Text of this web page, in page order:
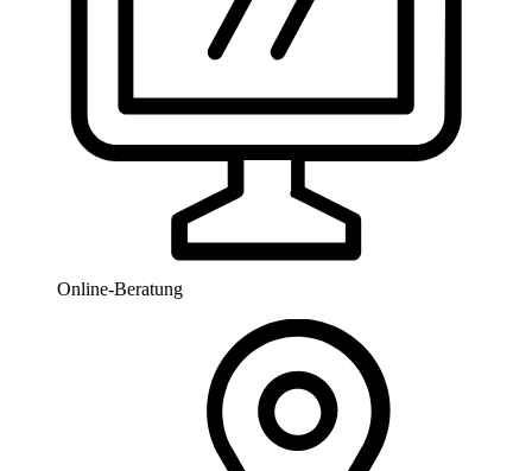
Online-Beratung